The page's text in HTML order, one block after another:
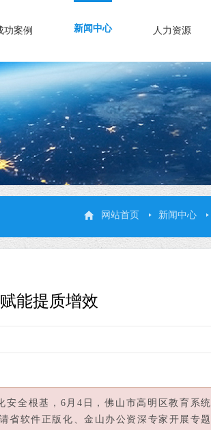
功案例 新闻中心 人力资源
网站首页 新闻中心
能提质增效
全根基，6月4日，佛山市高明区教育系统
省软件正版化、金山办公资深专家开展专题